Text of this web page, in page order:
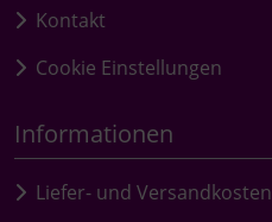
Kontakt
Cookie Einstellungen
Informationen
Liefer- und Versandkosten